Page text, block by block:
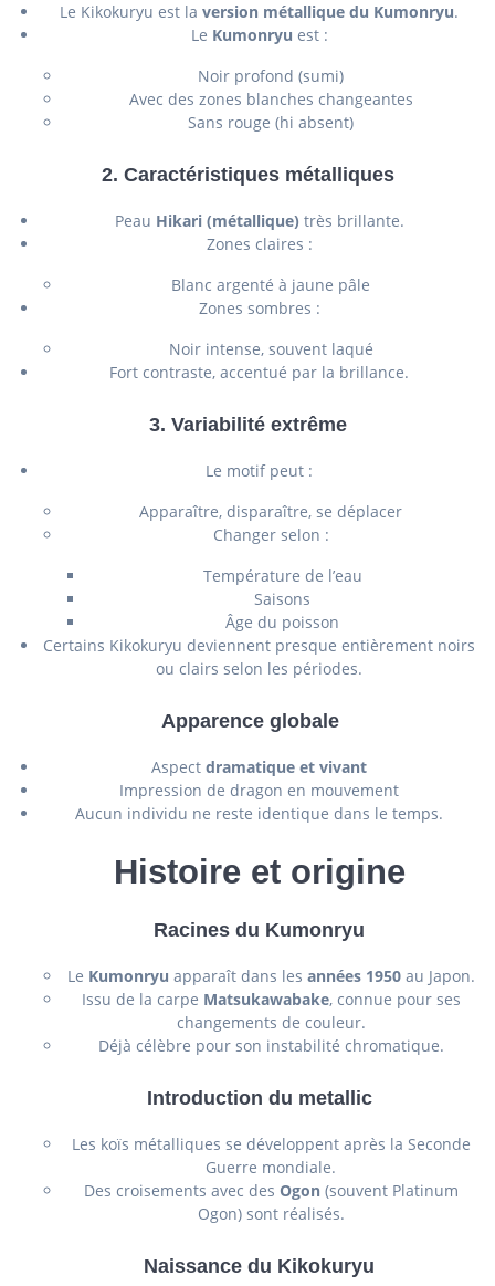
Le Kikokuryu est la version métallique du Kumonryu.
Le Kumonryu est :
Noir profond (sumi)
Avec des zones blanches changeantes
Sans rouge (hi absent)
2. Caractéristiques métalliques
Peau Hikari (métallique) très brillante.
Zones claires :
Blanc argenté à jaune pâle
Zones sombres :
Noir intense, souvent laqué
Fort contraste, accentué par la brillance.
3. Variabilité extrême
Le motif peut :
Apparaître, disparaître, se déplacer
Changer selon :
Température de l’eau
Saisons
Âge du poisson
Certains Kikokuryu deviennent presque entièrement noirs
ou clairs selon les périodes.
Apparence globale
Aspect dramatique et vivant
Impression de dragon en mouvement
Aucun individu ne reste identique dans le temps.
Histoire et origine
Racines du Kumonryu
Le Kumonryu apparaît dans les années 1950au Japon.
Issu de la carpe Matsukawabake, connue pour ses
changements de couleur.
Déjà célèbre pour son instabilité chromatique.
Introduction du metallic
Les koïs métalliques se développent après la Seconde
Guerre mondiale.
Des croisements avec des Ogon (souvent Platinum
Ogon) sont réalisés.
Naissance du Kikokuryu